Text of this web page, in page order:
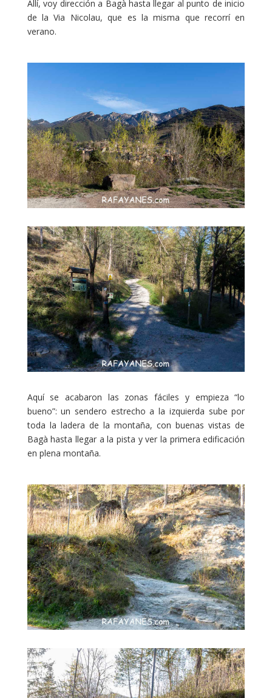
Allí, voy dirección a Bagà hasta llegar al punto de inicio
de laVia Nicolau, que es la misma que recorrí en
verano.
Aquí se acabaron las zonas fáciles y empieza “lo
bueno”: un sendero estrecho a la izquierda sube por
toda la ladera de la montaña, con buenas vistas de
Bagà hasta llegar a la pista y ver la primera edificación
en plena montaña.